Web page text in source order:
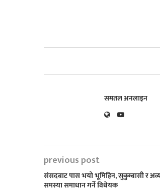
समतल अनलाइन
previous post
संसदबाट पास भयो भूमिहिन, सुकुम्बासी र
समस्या समाधान गर्ने विधेयक